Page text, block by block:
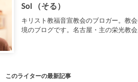
Sol （そる）
キリスト教福音宣教会のブロガー。教
境のブログです。名古屋・主の栄光教会
このライターの最新記事